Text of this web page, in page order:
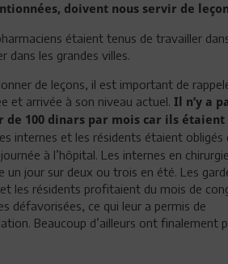
doivent nous servir de
étaient tenus de travailler
dans les grandes villes.
de leçons, il est important de
et arrivée à son niveau actuel. Il n’y a
100 dinars par mois car ils étaient
internes et les résidents étaient obligés
à l’hôpital. Les internes en
un jour sur deux ou trois en été. Les
les résidents profitaient du mois de
défavorisées, ce qui leur a permis de
Beaucoup d’ailleurs ont finalement